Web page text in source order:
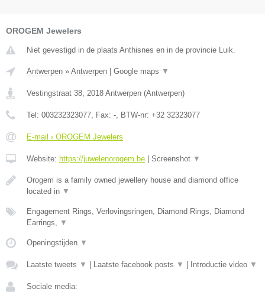
OROGEM Jewelers
Niet gevestigd in de plaats Anthisnes en in de provincie Luik.
Antwerpen » Antwerpen Google maps ▼
Vestingstraat 38, 2018 Antwerpen (Antwerpen)
Tel: 003232323077, Fax: -, BTW-nr: +32 32323077
E-mail › OROGEM Jewelers
Website: https://juwelenorogem.be Screenshot ▼
Orogem is a family owned jewellery house and diamond office
located in ▼
Engagement Rings, Verlovingsringen, Diamond Rings, Diamond
Earrings, ▼
Openingstijden ▼
Laatste tweets ▼ Laatste facebook posts ▼ Introductie video ▼
Sociale media: